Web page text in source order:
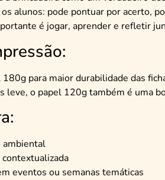
alunos: pode pontuar por acerto,
é jogar, aprender e refletir
para maior durabilidade das
leve, o papel 120g também é uma
ambiental
eventos ou semanas temáticas